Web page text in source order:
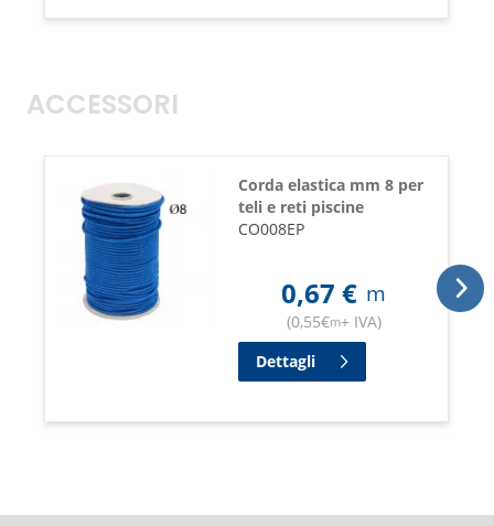
ACCESSORI
Corda elastica mm 8 per
teli e reti piscine
CO008EP
0,67 € m
(0,55€m+ IVA)
Dettagli